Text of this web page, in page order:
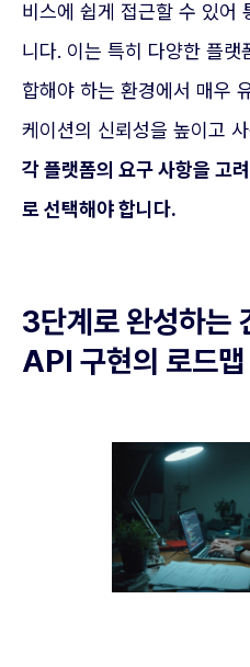
비스에 쉽게 접근할 수 있어
니다. 이는 특히 다양한 플
합해야 하는 환경에서 매우
케이션의 신뢰성을 높이고
각 플랫폼의 요구 사항을 고
로 선택해야 합니다.
3단계로 완성하는
API 구현의 로드맵